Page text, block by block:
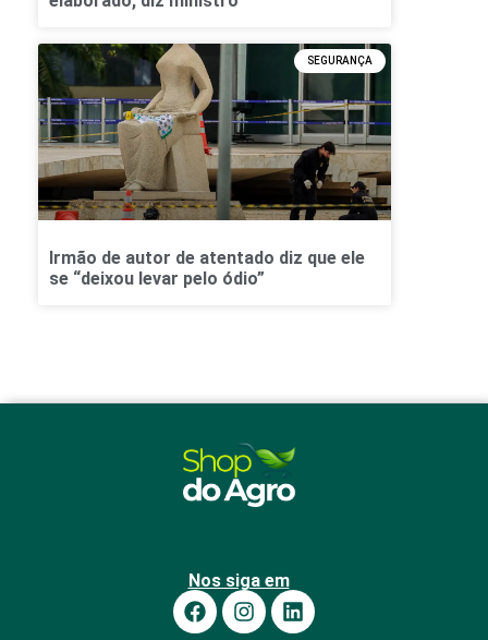
SEGURANÇA
Irmão de autor de atentado diz que ele
se “deixou levar pelo ódio”
Nos siga em